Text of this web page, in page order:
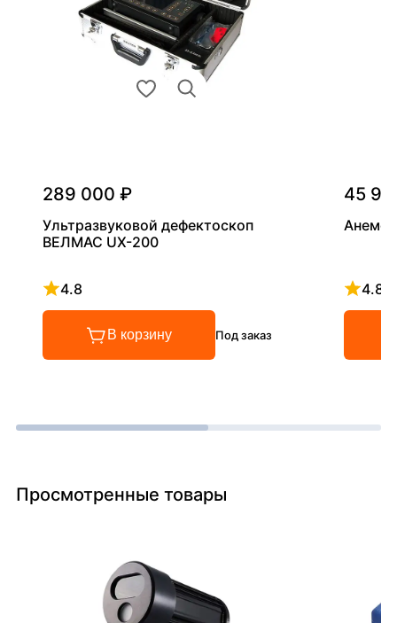
289 000 ₽
Ультразвуковой дефектоскоп
ВЕЛМАС UX-200
4.8
Рейтинг 4.8 из 5
В корзину Под заказ
45
4.8
Просмотренные товары